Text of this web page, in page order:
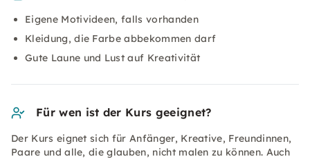
Eigene Motivideen, falls vorhanden
Kleidung, die Farbe abbekommen darf
Gute Laune und Lust auf Kreativität
Für wen ist der Kurs geeignet?
Der Kurs eignet sich für Anfänger, Kreative, Freundinnen,
Paare und alle, die glauben, nicht malen zu können. Auch